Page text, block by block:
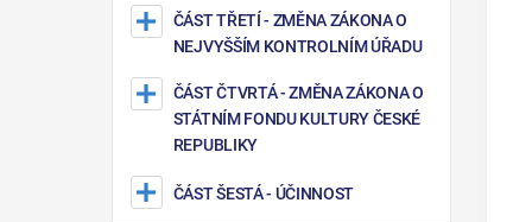
ČÁST TŘETÍ- ZMĚNA ZÁKONA O
NEJVYŠŠÍM KONTROLNÍM ÚŘADU
ČÁST ČTVRTÁ- ZMĚNA ZÁKONA O
STÁTNÍM FONDU KULTURY ČESKÉ
REPUBLIKY
ČÁST ŠESTÁ- ÚČINNOST